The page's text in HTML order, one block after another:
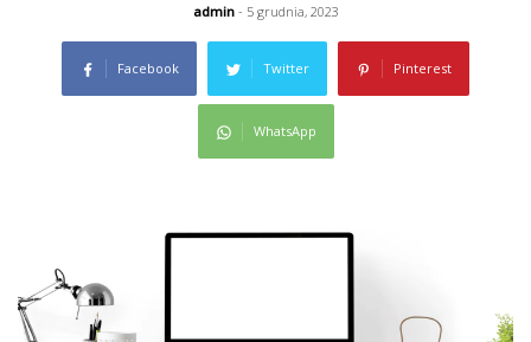
admin- 5 grudnia, 2023
Facebook Twitter Pinterest
WhatsApp